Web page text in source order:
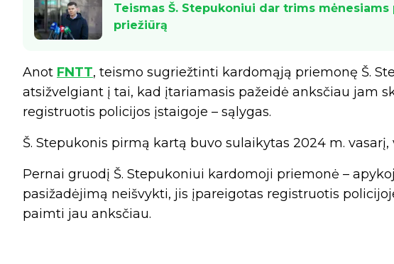
Teismas Š. Stepukoniui dar trims mėnesiams
priežiūrą
Anot FNTT, teismo sugriežtinti kardomąją priemonę Š.
atsižvelgiant į tai, kad įtariamasis pažeidė anksčiau jam
registruotis policijos įstaigoje – sąlygas.
Š. Stepukonis pirmą kartą buvo sulaikytas 2024 m.
Pernai gruodį Š. Stepukoniui kardomoji priemonė –
pasižadėjimą neišvykti, jis įpareigotas registruotis
paimti jau anksčiau.